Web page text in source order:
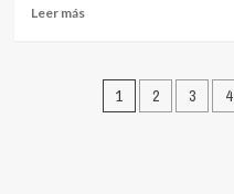
dos
ningún
fraude"
Leer másLeer
Paginación
1 2 3 4